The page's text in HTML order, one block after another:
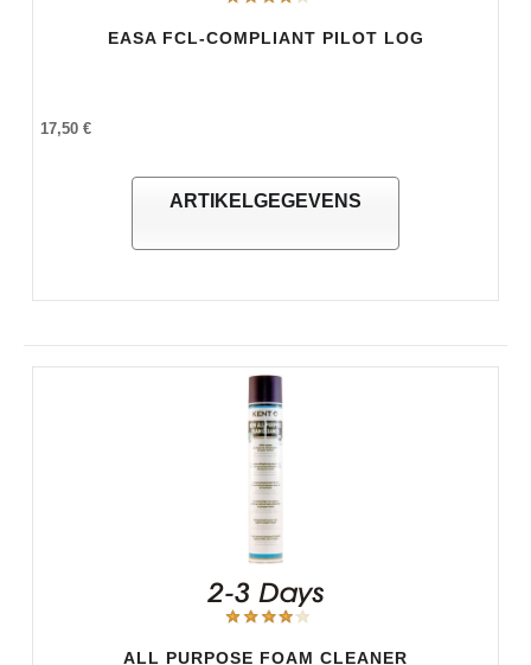
EASA FCL-COMPLIANT PILOT LOG
17,50 €
ARTIKELGEGEVENS
ALL PURPOSE FOAM CLEANER